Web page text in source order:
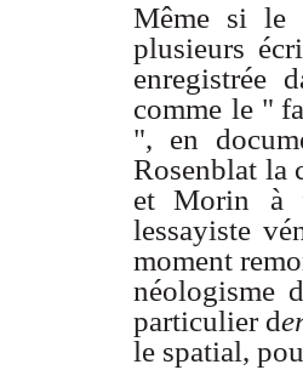
Même si le
plusieurs
enregistrée
comme le "
", en
Rosenblat la
et Morin
à
lessayiste
moment
néologisme
particulier d
le spatial,